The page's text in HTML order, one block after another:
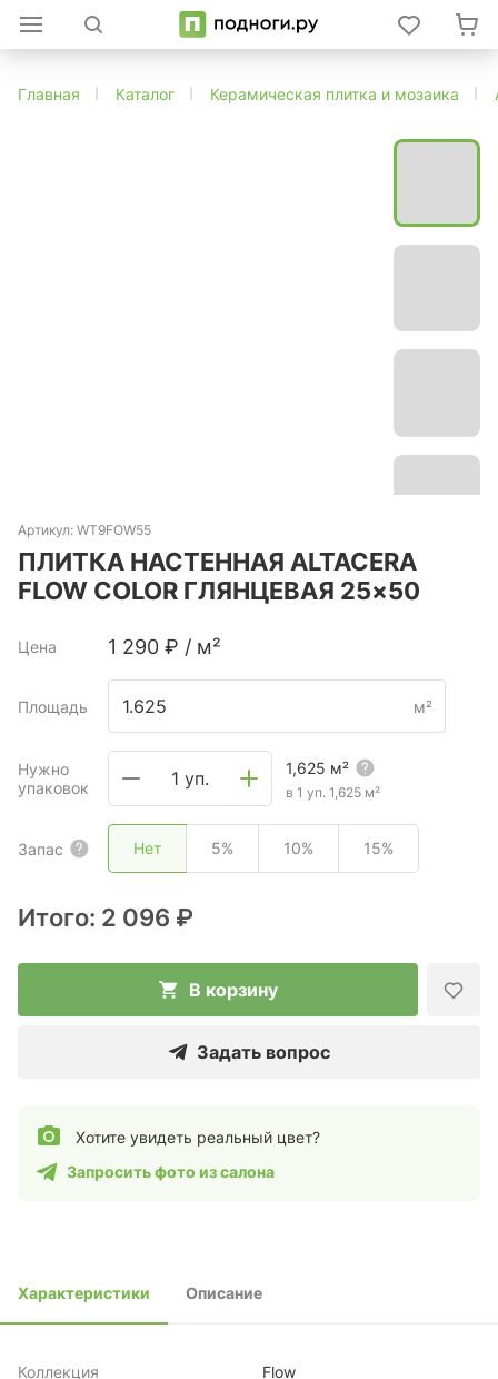
Главная Каталог Керамическая плитка и мозаика
Артикул: WT9FOW55
ПЛИТКА НАСТЕННАЯ ALTACERA
FLOW COLOR ГЛЯНЦЕВАЯ 25×50
Цена 1 290 ₽ / м²
Площадь м²
Нужно
упаковок
1 уп. 1,625 м²
в 1 уп. 1,625 м²
Запас Нет 5% 10% 15%
Итого: 2 096 ₽
В корзину
Задать вопрос
Хотите увидеть реальный цвет?
Запросить фото из салона
Характеристики Описание
Коллекция Flow